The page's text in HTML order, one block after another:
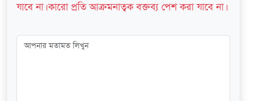
যাবে না। কারো প্রতি আক্রমনাত্বক বক্তব্য পেশ করা যাবে না।